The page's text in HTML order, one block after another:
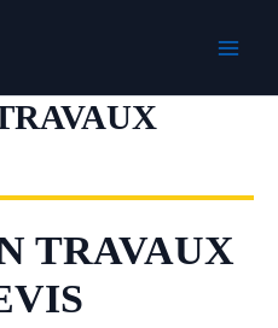
TRAVAUX